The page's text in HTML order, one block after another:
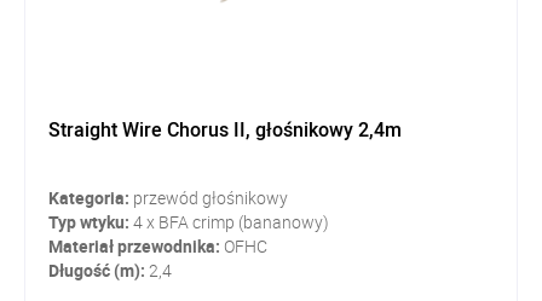
Straight Wire Chorus II, głośnikowy 2,4m
Kategoria: przewód głośnikowy
Typ wtyku: 4 x BFA crimp (bananowy)
Materiał przewodnika: OFHC
Długość (m): 2,4